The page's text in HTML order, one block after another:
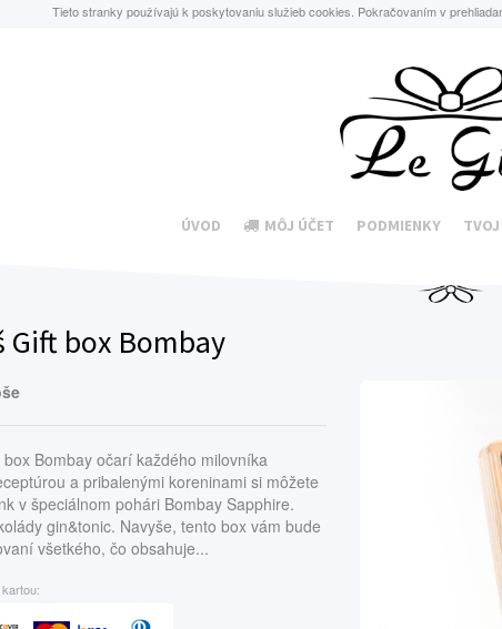
Tieto stranky používajú k poskytovaniu služieb cookies. Pokračovaním v
ÚVOD MÔJ ÚČET PODMIENKY
Gift box Bombay
Bombay očarí každého milovníka
a pribalenými koreninami si môžete
v špeciálnom pohári Bombay Sapphire.
gin&tonic. Navyše, tento box vám bude
všetkého, čo obsahuje...